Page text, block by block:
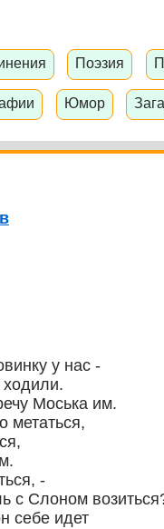
Поэзия
Юмор
у нас -
Моська им.
метаться,
-
с Слоном
себе идет